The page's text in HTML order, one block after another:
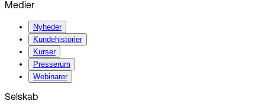
Medier
Nyheder
Kundehistorier
Kurser
Presserum
Webinarer
Selskab